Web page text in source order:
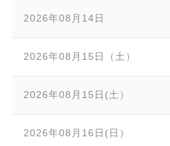
2026年08月14日
2026年08月15日（土）
2026年08月15日(土）
2026年08月16日(日）